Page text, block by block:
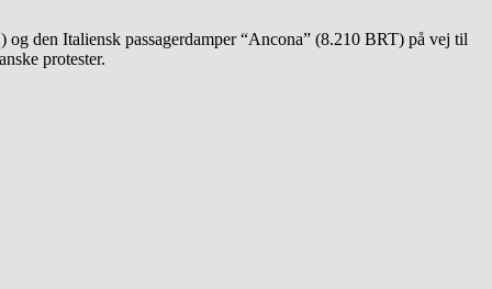
den Italiensk passagerdamper “Ancona” (8.210 BRT) på vej til
protester.